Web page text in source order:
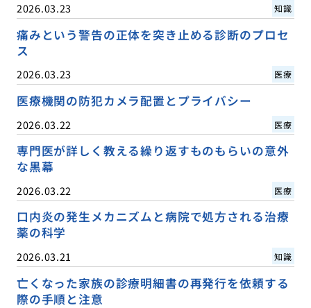
2026.03.23 知識
痛みという警告の正体を突き止める診断のプロセ
ス
2026.03.23 医療
医療機関の防犯カメラ配置とプライバシー
2026.03.22 医療
専門医が詳しく教える繰り返すものもらいの意外
な黒幕
2026.03.22 医療
口内炎の発生メカニズムと病院で処方される治療
薬の科学
2026.03.21 知識
亡くなった家族の診療明細書の再発行を依頼する
際の手順と注意